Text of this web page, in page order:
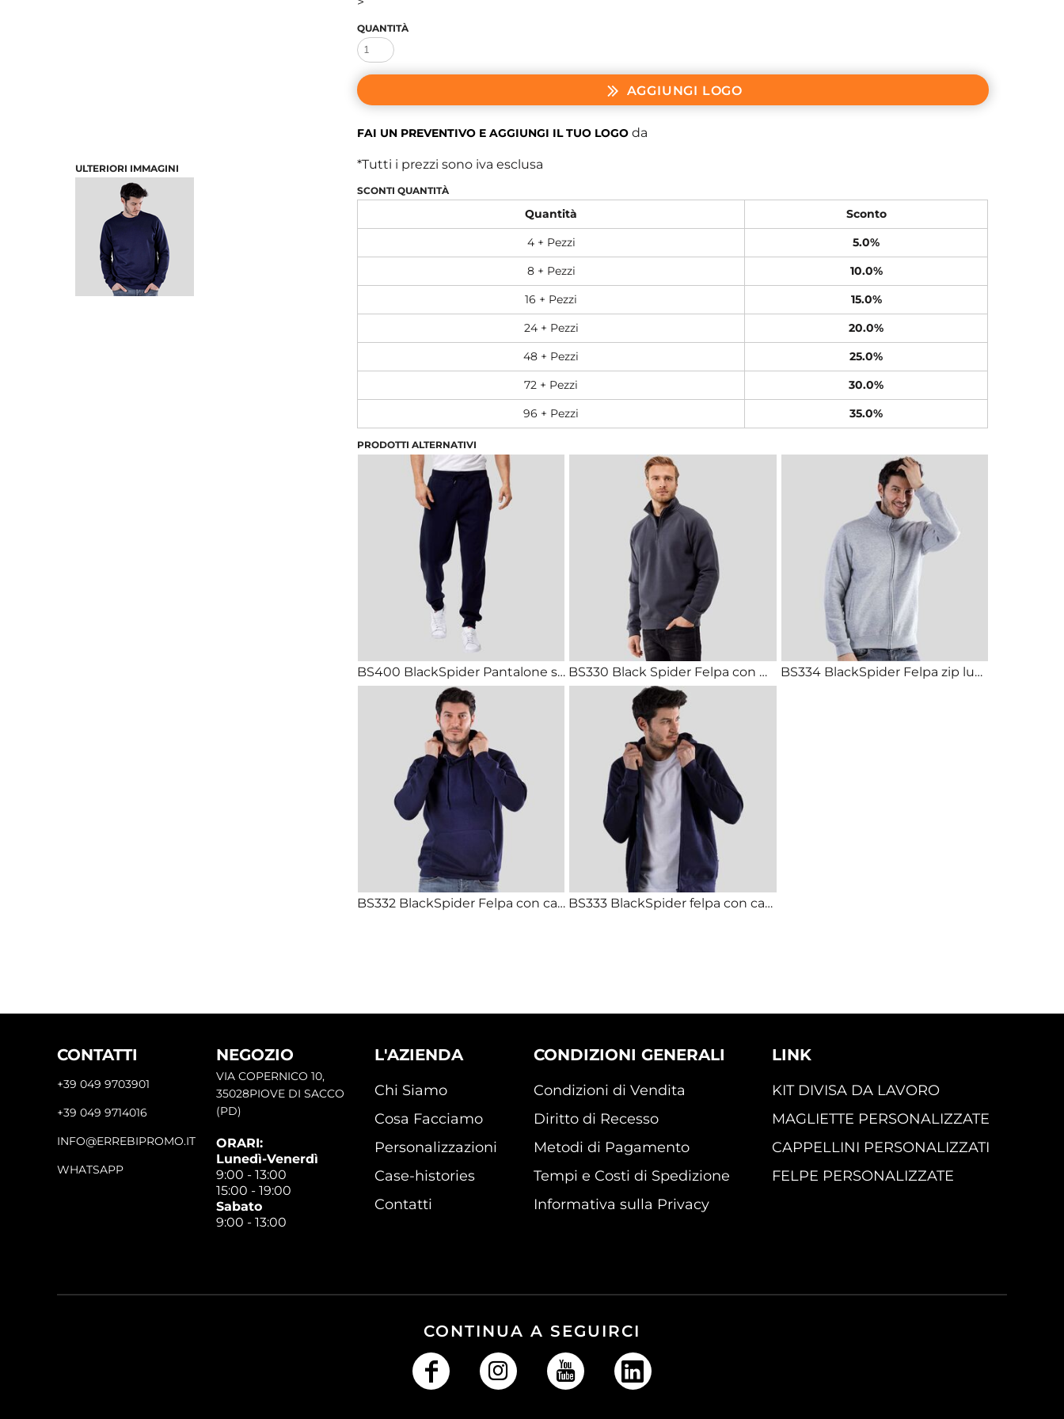
ULTERIORI IMMAGINI
QUANTITÀ
AGGIUNGI LOGO
FAI UN PREVENTIVO E AGGIUNGI IL TUO LOGO da
*Tutti i prezzi sono iva esclusa
SCONTI QUANTITÀ
Quantità
Sconto
4 + Pezzi
5.0%
8 + Pezzi
10.0%
16 + Pezzi
15.0%
24 + Pezzi
20.0%
48 + Pezzi
25.0%
72 + Pezzi
30.0%
96 + Pezzi
35.0%
PRODOTTI ALTERNATIVI
BS400 BlackSpider Pantalone sportivo felpato internamente con tasche laterali a filetto BS330 Black Spider Felpa con maniche raglan zip corta 70% cotone, 30% poliestere 280g BS334 BlackSpider Felpa zip lunga felpata con tasche 70% cotone, 30% poliestere 280g
BS332 BlackSpider Felpa con cappuccio e tasche 70% cotone 30% poliestere 280g BS333 BlackSpider felpa con cappuccio e zip lunga 70% cotone 30% poliestere 280g
CONTATTI
+39 049 9703901
+39 049 9714016
INFO@ERREBIPROMO.IT
WHATSAPP
NEGOZIO
VIA COPERNICO 10,
35028PIOVE DI SACCO
(PD)
ORARI:
Lunedì-Venerdì
9:00 - 13:00
15:00 - 19:00
Sabato
9:00 - 13:00
L'AZIENDA
Chi Siamo
Cosa Facciamo
Personalizzazioni
Case-histories
Contatti
CONDIZIONI GENERALI
Condizioni di Vendita
Diritto di Recesso
Metodi di Pagamento
Tempi e Costi di Spedizione
Informativa sulla Privacy
LINK
KIT DIVISA DA LAVORO
MAGLIETTE PERSONALIZZATE
CAPPELLINI PERSONALIZZATI
FELPE PERSONALIZZATE
CONTINUA A SEGUIRCI